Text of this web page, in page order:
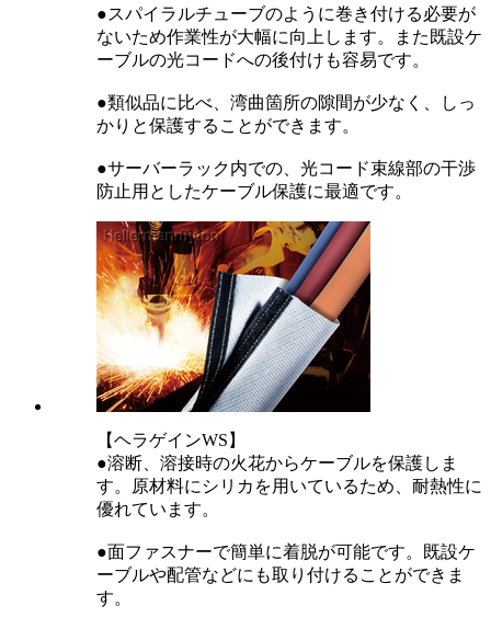
●スパイラルチューブのように巻き付ける必要が
ないため作業性が大幅に向上します。また既設ケ
ーブルの光コードへの後付けも容易です。
●類似品に比べ、湾曲箇所の隙間が少なく、しっ
かりと保護することができます。
●サーバーラック内での、光コード束線部の干渉
防止用としたケーブル保護に最適です。
【ヘラゲインWS】
●溶断、溶接時の火花からケーブルを保護しま
す。原材料にシリカを用いているため、耐熱性に
優れています。
●面ファスナーで簡単に着脱が可能です。既設ケ
ーブルや配管などにも取り付けることができま
す。